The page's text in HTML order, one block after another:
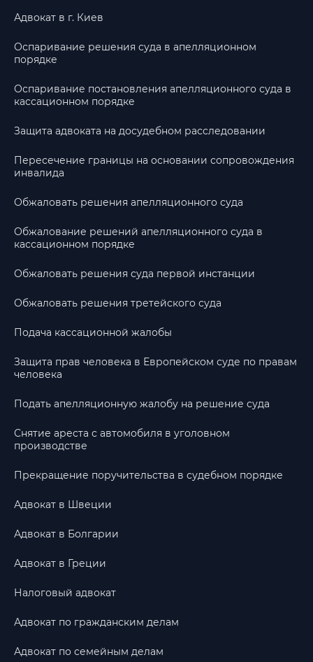
Адвокат в г. Киев
Оспаривание решения суда в апелляционном
порядке
Оспаривание постановления апелляционного суда в
кассационном порядке
Защита адвоката на досудебном расследовании
Пересечение границы на основании сопровождения
инвалида
Обжаловать решения апелляционного суда
Обжалование решений апелляционного суда в
кассационном порядке
Обжаловать решения суда первой инстанции
Обжаловать решения третейского суда
Подача кассационной жалобы
Защита прав человека в Европейском суде по правам
человека
Подать апелляционную жалобу на решение суда
Снятие ареста с автомобиля в уголовном
производстве
Прекращение поручительства в судебном порядке
Адвокат в Швеции
Адвокат в Болгарии
Адвокат в Греции
Налоговый адвокат
Адвокат по гражданским делам
Адвокат по семейным делам